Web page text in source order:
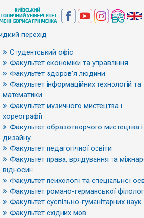
перехід
Студентський офіс
Факультет економіки та управління
Факультет здоров’я людини
Факультет інформаційних технологій та
математики
Факультет музичного мистецтва і
хореографії
Факультет образотворчого мистецтва і
дизайну
Факультет педагогічної освіти
Факультет права, врядування та
відносин
Факультет психології та спеціальної
Факультет романо-германської
Факультет суспільно-гуманітарних наук
Факультет східних мов